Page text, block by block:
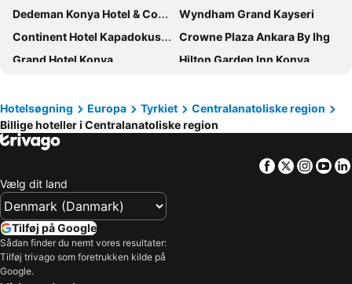
Dedeman Konya Hotel & Convention Center
Wyndham Grand Kayseri
Continent Hotel Kapadokus Thermal
Crowne Plaza Ankara By Ihg
Grand Hotel Konya
Hilton Garden Inn Konya
Bera Konya Hotel
Selcuk Hotel
Park Dedeman Konya
Gherdan Gold Hotel
Cappadocia Divin House
Harem Suites Cappadocia
Barceló Cappadocia
Mevlana Palace
Kemal Stone House Hotel
Anatolia Luxury Hotel
Hotelsøgning Europa Tyrkiet
Centralanatoliske region
Billige hoteller i Centralanatoliske region
Facebook
Twitter
Vælg dit land
Tilføj på Google
Sådan finder du nemt vores resultater:
Tilføj trivago som foretrukken kilde på
Google.